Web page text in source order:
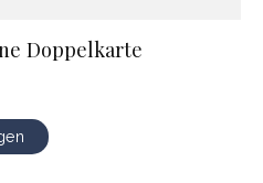
Doppelkarte